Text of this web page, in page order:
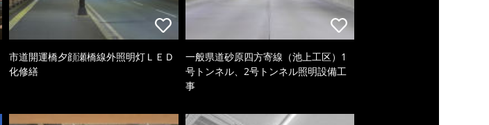
市道開運橋夕顔瀬橋線外照明灯ＬＥＤ
化修繕
一般県道砂原四方寄線（池上工区）1
号トンネル、2号トンネル照明設備工
事